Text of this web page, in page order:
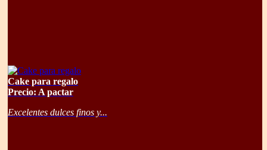
Cake para regalo
Precio: A pactar
Excelentes dulces finos y...